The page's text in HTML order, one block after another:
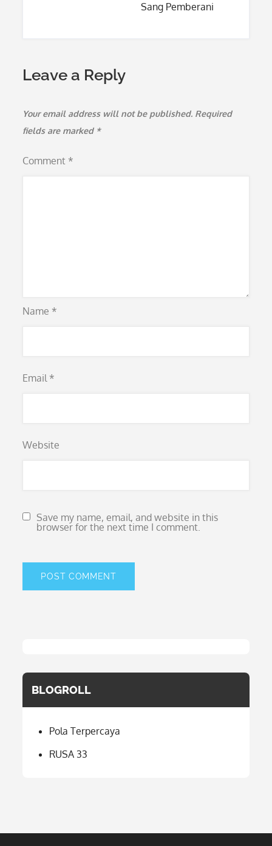
Sang Pemberani
Leave a Reply
Your email address will not be published. Required
fields are marked *
Comment *
Name *
Email *
Website
Save my name, email, and website in this
browser for the next time I comment.
BLOGROLL
Pola Terpercaya
RUSA 33